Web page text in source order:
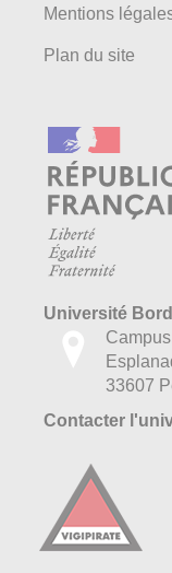
Mentions
Plan du site
Université
33607
Contacter